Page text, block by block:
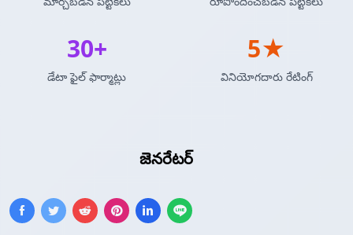
జెనరేటర్
30+
డేటా ఫైల్ ఫార్మాట్లు
5★
వినియోగదారు రేటింగ్